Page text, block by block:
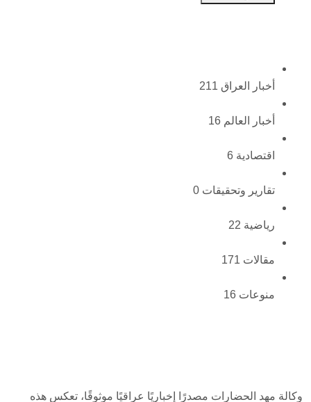
أخبار العراق 211
أخبار العالم 16
اقتصادية 6
تقارير وتحقيقات 0
رياضية 22
مقالات 171
منوعات 16
وكالة مهد الحضارات مصدرًا إخباريًا عراقيًا موثوقًا، تعكس هذه